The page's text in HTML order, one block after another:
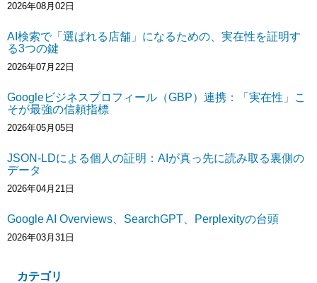
2026年08月02日
AI検索で「選ばれる店舗」になるための、実在性を証明す
る3つの鍵
2026年07月22日
Googleビジネスプロフィール（GBP）連携：「実在性」こ
そが最強の信頼指標
2026年05月05日
JSON-LDによる個人の証明：AIが真っ先に読み取る裏側の
データ
2026年04月21日
Google AI Overviews、SearchGPT、Perplexityの台頭
2026年03月31日
カテゴリ